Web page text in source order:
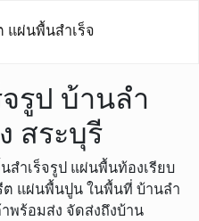
ผ่นพื้นสำเร็จ
รูป บ้านลำ
สระบุรี
ำเร็จรูป แผ่นพื้นท้องเรียบ
แผ่นพื้นปูน ในพื้นที่ บ้านลำ
พร้อมส่ง จัดส่งถึงบ้าน